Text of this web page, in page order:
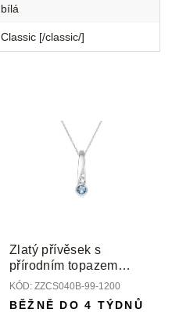
bílá
Classic [/classic/]
Zlatý přívěsek s
přírodním topazem
Swiss a diamanty
KÓD: ZZCS040B-99-1200
BĚŽNĚ DO 4 TÝDNŮ